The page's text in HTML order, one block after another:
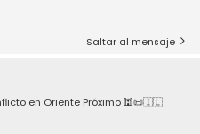
Saltar al mensaje
en Oriente Próximo 🕍📜🇮🇱